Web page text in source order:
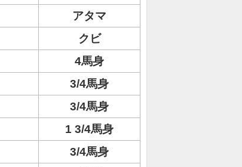
アタマ
クビ
4馬身
3/4馬身
3/4馬身
1 3/4馬身
3/4馬身